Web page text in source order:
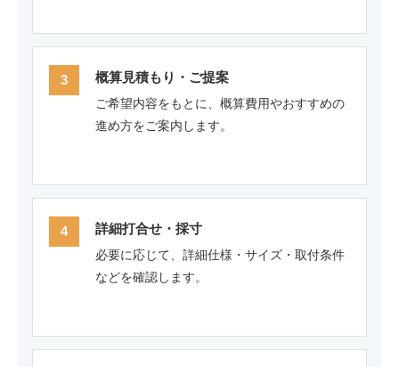
概算見積もり・ご提案
ご希望内容をもとに、概算費用やおすすめの
進め方をご案内します。
詳細打合せ・採寸
必要に応じて、詳細仕様・サイズ・取付条件
などを確認します。